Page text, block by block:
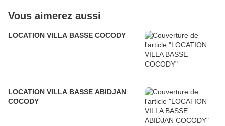
Vous aimerez aussi
LOCATION VILLA BASSE COCODY
LOCATION VILLA BASSE ABIDJAN
COCODY